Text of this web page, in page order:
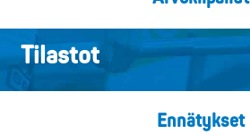
Tilastot
Ennätykset